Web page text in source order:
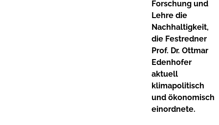
Forschung und
Lehre die
Nachhaltigkeit,
die Festredner
Prof. Dr. Ottmar
Edenhofer
aktuell
klimapolitisch
und ökonomisch
einordnete.